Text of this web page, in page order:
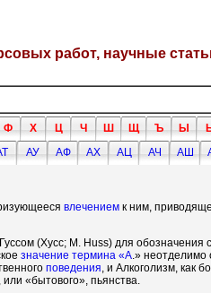
работ, научные
Ф Х Ц Ч Ш Щ Ъ Ы
АУ АФ АХ АЦ АЧ АШ
влечением к ним,
(Хусс; М. Huss) для обозначения
значение термина «А.» неотделимо
поведения, и Алкоголизм, как
«бытового», пьянства.